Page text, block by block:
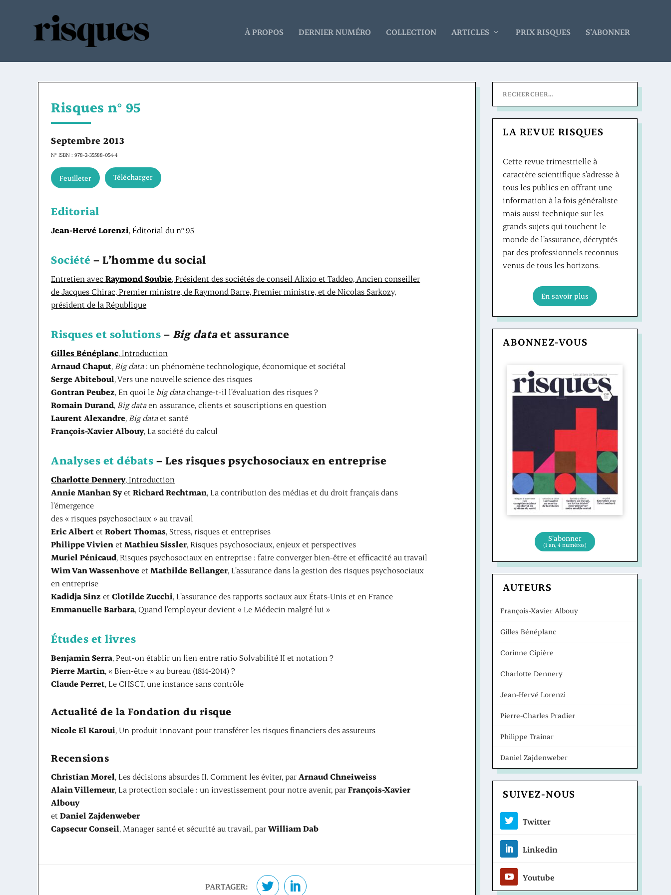
À PROPOS DERNIER NUMÉRO COLLECTION ARTICLES PRIX RISQUES S’ABONNER
Risques n° 95
Septembre 2013
N° ISBN : 978-2-35588-054-4
Feuilleter Télécharger
Editorial
Jean-Hervé Lorenzi, Éditorial du n° 95
Société – L’homme du social
Entretien avecRaymond Soubie, Président des sociétés de conseil Alixio et Taddeo, Ancien conseiller
de Jacques Chirac, Premier ministre, de Raymond Barre, Premier ministre, et de Nicolas Sarkozy,
président de la République
Risques et solutions – Big dataet assurance
Gilles Bénéplanc, Introduction
Arnaud Chaput, Big data: un phénomène technologique, économique et sociétal
Serge Abiteboul, Vers une nouvelle science des risques
Gontran Peubez, En quoi le big datachange-t-il l’évaluation des risques ?
Romain Durand, Big dataen assurance, clients et souscriptions en question
Laurent Alexandre, Big dataet santé
François-Xavier Albouy, La société du calcul
Analyses et débats – Les risques psychosociaux en entreprise
Charlotte Dennery, Introduction
Annie Manhan SyetRichard Rechtman, La contribution des médias et du droit français dans
l’émergence
des « risques psychosociaux » au travail
Eric AlbertetRobert Thomas, Stress, risques et entreprises
Philippe Vivienet Mathieu Sissler, Risques psychosociaux, enjeux et perspectives
Muriel Pénicaud, Risques psychosociaux en entreprise : faire converger bien-être et efficacité au travail
Wim Van Wassenhoveet Mathilde Bellanger, L’assurance dans la gestion des risques psychosociaux
en entreprise
Kadidja Sinz etClotilde Zucchi, L’assurance des rapports sociaux aux États-Unis et en France
Emmanuelle Barbara, Quand l’employeur devient « Le Médecin malgré lui »
Études et livres
Benjamin Serra, Peut-on établir un lien entre ratio Solvabilité II et notation ?
Pierre Martin, « Bien-être » au bureau (1814-2014) ?
Claude Perret, Le CHSCT, une instance sans contrôle
Actualité de la Fondation du risque
Nicole El Karoui, Un produit innovant pour transférer les risques financiers des assureurs
Recensions
Christian Morel, Les décisions absurdes II. Comment les éviter, parArnaud Chneiweiss
Alain Villemeur, La protection sociale : un investissement pour notre avenir, parFrançois-Xavier
Albouy
etDaniel Zajdenweber
Capsecur Conseil, Manager santé et sécurité au travail, parWilliam Dab
PARTAGER:
LA REVUE RISQUES
Cette revue trimestrielle à
caractère scientifique s’adresse à
tous les publics en offrant une
information à la fois généraliste
mais aussi technique sur les
grands sujets qui touchent le
monde de l’assurance, décryptés
par des professionnels reconnus
venus de tous les horizons.
En savoir plus
ABONNEZ-VOUS
S’abonner
(1 an, 4 numéros)
AUTEURS
François-Xavier Albouy
Gilles Bénéplanc
Corinne Cipière
Charlotte Dennery
Jean-Hervé Lorenzi
Pierre-Charles Pradier
Philippe Trainar
Daniel Zajdenweber
SUIVEZ-NOUS
Twitter
Linkedin
Youtube